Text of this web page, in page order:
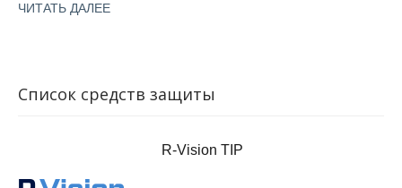
надежную безопасность инфраструктуры. Концепция TIP
журналы и каналы анализа угроз), а также данный класс
технологий помогает группам безопасности выявлять угрозы,
Импортируя данные об угрозах из нескольких источников и в
разных форматах, сопоставляя их и затем экспортируя в
ЧИТАТЬ ДАЛЕЕ
Список средств защиты
R-Vision TIP